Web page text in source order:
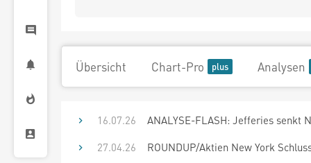
Übersicht Chart-Pro Analysen
16.07.26
ANALYSE-FLASH: Jefferies senkt
27.04.26
ROUNDUP/Aktien New York